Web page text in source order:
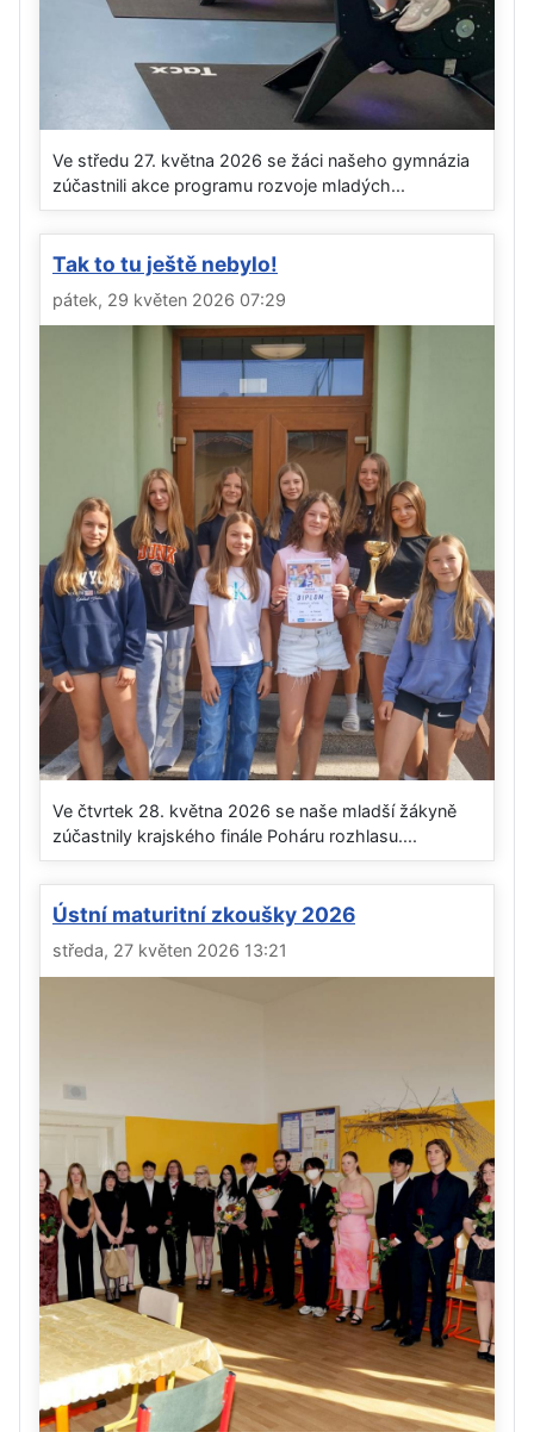
Ve středu 27. května 2026 se žáci našeho gymnázia
zúčastnili akce programu rozvoje mladých...
Tak to tu ještě nebylo!
pátek, 29 květen 2026 07:29
Ve čtvrtek 28. května 2026 se naše mladší žákyně
zúčastnily krajského finále Poháru rozhlasu....
Ústní maturitní zkoušky 2026
středa, 27 květen 2026 13:21